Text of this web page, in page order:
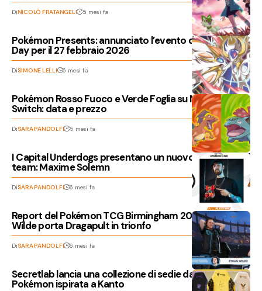
DiNICOLÒ FRATANGELI 5 mesi fa
Pokémon Presents: annunciato l’evento del Pokémon
Day per il 27 febbraio 2026
DiSIMONE LELLI 6 mesi fa
Pokémon Rosso Fuoco e Verde Foglia su Nintendo
Switch: data e prezzo
DiSARA PANDOLFI 5 mesi fa
I Capital Underdogs presentano un nuovo membro del
team: Maxime Solemn
DiSARA PANDOLFI 6 mesi fa
Report del Pokémon TCG Birmingham 2026: Ethan
Wilde porta Dragapult in trionfo
DiSARA PANDOLFI 6 mesi fa
Secretlab lancia una collezione di sedie da gaming
Pokémon ispirata a Kanto